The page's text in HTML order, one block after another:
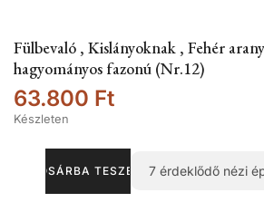
Fülbevaló , Kislányoknak , Fehér
hagyományos fazonú (Nr.12)
63.800 Ft
Készleten
KOSÁRBA TESZEM 7érdeklődő nézi